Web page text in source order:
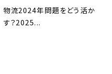
物流2024年問題をどう活か
す？2025...